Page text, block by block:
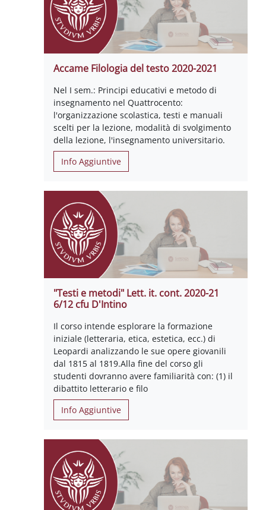
Accame Filologia del testo 2020-2021
Nel I sem.: Principi educativi e metodo di
insegnamento nel Quattrocento:
l'organizzazione scolastica, testi e manuali
scelti per la lezione, modalità di svolgimento
della lezione, l'insegnamento universitario.
Info Aggiuntive
"Testi e metodi" Lett. it. cont. 2020-21
6/12 cfu D'Intino
Il corso intende esplorare la formazione
iniziale (letteraria, etica, estetica, ecc.) di
Leopardi analizzando le sue opere giovanili
dal 1815 al 1819.Alla fine del corso gli
studenti dovranno avere familiarità con: (1) il
dibattito letterario e filo
Info Aggiuntive